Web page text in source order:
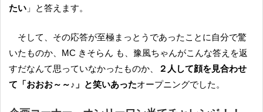
たい 」と答えます。
そして、その応答が至極まっとうであったことに自分で驚
いたものか、MC きそらん も、豫風ちゃんがこんな答えを返
すだなんて思っていなかったものか、
２人して顔を見合わせ
て「おおお～～♪」と笑いあったオープニングでした。